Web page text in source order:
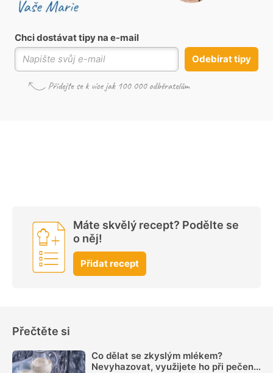
Chci dostávat tipy na e-mail
Odebírat tipy
Máte skvělý recept? Podělte se
o něj!
Přidat recept
Přečtěte si
Co dělat se zkyslým mlékem?
Nevyhazovat, využijete ho při pečení i